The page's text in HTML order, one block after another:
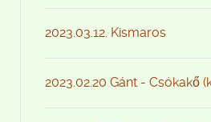
2023.03.12. Kismaros
2023.02.20 Gánt - Csókakő